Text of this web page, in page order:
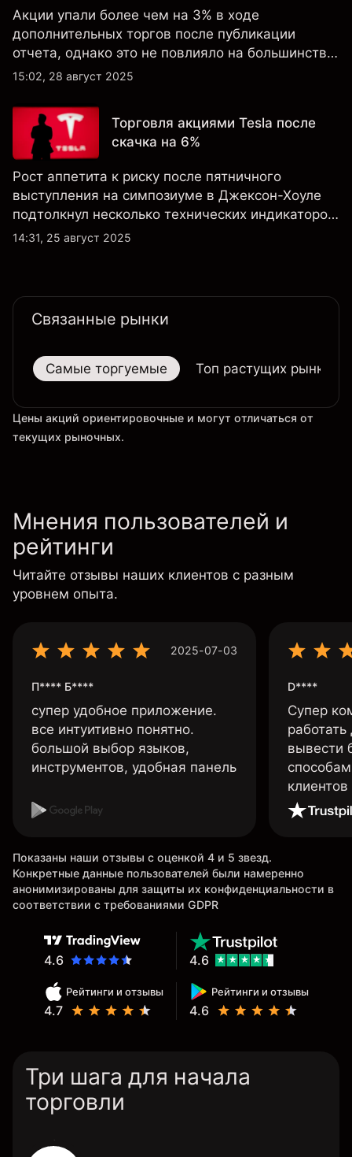
Акции упали более чем на 3% в ходе
дополнительных торгов после публикации
отчета, однако это не повлияло на большинство
ключевых технических индикаторов, а
крайне оптимистичными.
15:02, 28 август 2025
Торговля акциями Tesla после
скачка на 6%
Рост аппетита к риску после пятничного
выступления на симпозиуме в Джексон-Хоуле
подтолкнул несколько технических индикаторов
по акциям Tesla к положительным значениям,
14:31, 25 август 2025
Связанные рынки
Самые торгуемые Топ растущих рынков
Цены акций ориентировочные и могут отличаться от
текущих рыночных.
Мнения пользователей и
рейтинги
Читайте отзывы наших клиентов с разным
уровнем опыта.
2025-07-03
П**** Б****
супер удобное приложение.
все интуитивно понятно.
большой выбор языков,
инструментов, удобная панель
D****
Супер
вывести
Показаны наши отзывы с оценкой 4 и 5 звезд.
Конкретные данные пользователей были намеренно
анонимизированы для защиты их конфиденциальности в
соответствии с требованиями GDPR
4.6
Рейтинги и отзывы
4.7
Рейтинги и отзывы
4.6
4.6
Три шага для начала
торговли